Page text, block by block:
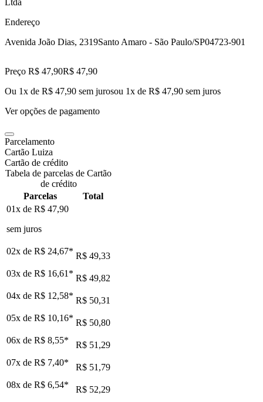
Endereço
Avenida João Dias, 2319Santo Amaro - São Paulo/SP04723-901
Preço R$ 47,90R$ 47,90
Ou 1x de R$ 47,90 sem jurosou 1x de R$ 47,90 sem juros
Ver opções de pagamento
Parcelamento
Cartão Luiza
Cartão de crédito
Tabela de parcelas de Cartão
de crédito
Parcelas
Total
01x de R$ 47,90
sem juros
02x de R$ 24,67* R$ 49,33
03x de R$ 16,61 * R$ 49,82
04x de R$ 12,58* R$ 50,31
05x de R$ 10,16* R$ 50,80
06x de R$ 8,55*
R$ 51,29
07x de R$ 7,40*
R$ 51,79
08x de R$ 6,54*
R$ 52,29